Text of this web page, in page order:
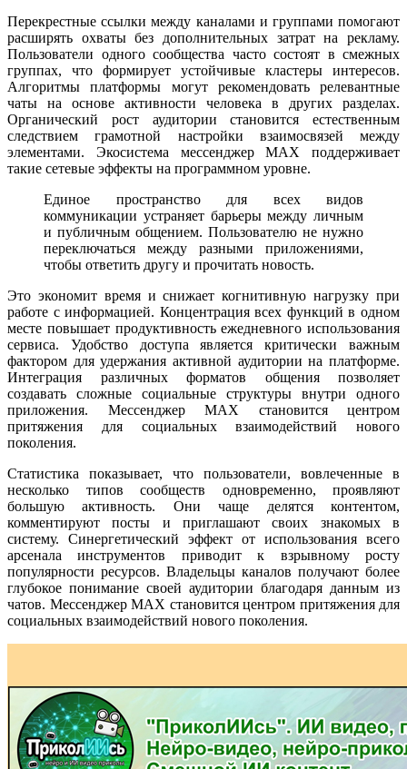
Перекрестные ссылки между каналами и группами помогают
расширять охваты без дополнительных затрат на рекламу.
Пользователи одного сообщества часто состоят в смежных
группах, что формирует устойчивые кластеры интересов.
Алгоритмы платформы могут рекомендовать релевантные
чаты на основе активности человека в других разделах.
Органический рост аудитории становится естественным
следствием грамотной настройки взаимосвязей между
элементами. Экосистема мессенджер MAX поддерживает
такие сетевые эффекты на программном уровне.
Единое пространство для всех видов
коммуникации устраняет барьеры между личным
и публичным общением. Пользователю не нужно
переключаться между разными приложениями,
чтобы ответить другу и прочитать новость.
Это экономит время и снижает когнитивную нагрузку при
работе с информацией. Концентрация всех функций в одном
месте повышает продуктивность ежедневного использования
сервиса. Удобство доступа является критически важным
фактором для удержания активной аудитории на платформе.
Интеграция различных форматов общения позволяет
создавать сложные социальные структуры внутри одного
приложения. Мессенджер MAX становится центром
притяжения для социальных взаимодействий нового
поколения.
Статистика показывает, что пользователи, вовлеченные в
несколько типов сообществ одновременно, проявляют
большую активность. Они чаще делятся контентом,
комментируют посты и приглашают своих знакомых в
систему. Синергетический эффект от использования всего
арсенала инструментов приводит к взрывному росту
популярности ресурсов. Владельцы каналов получают более
глубокое понимание своей аудитории благодаря данным из
чатов. Мессенджер MAX становится центром притяжения для
социальных взаимодействий нового поколения.